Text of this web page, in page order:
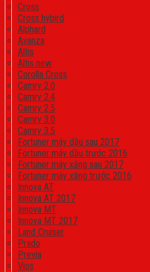
Cross
Cross hybird
Alphard
Avanza
Altis
Altis new
Corolla Cross
Camry 2.0
Camry 2.4
Camry 2.5
Camry 3.0
Camry 3.5
Fortuner máy dầu sau 2017
Fortuner máy dầu trước 2016
Fortuner máy xăng sau 2017
Fortuner máy xăng trước 2016
Innova AT
Innova AT 2017
Innova MT
Innova MT 2017
Land Cruiser
Prado
Previa
Vios